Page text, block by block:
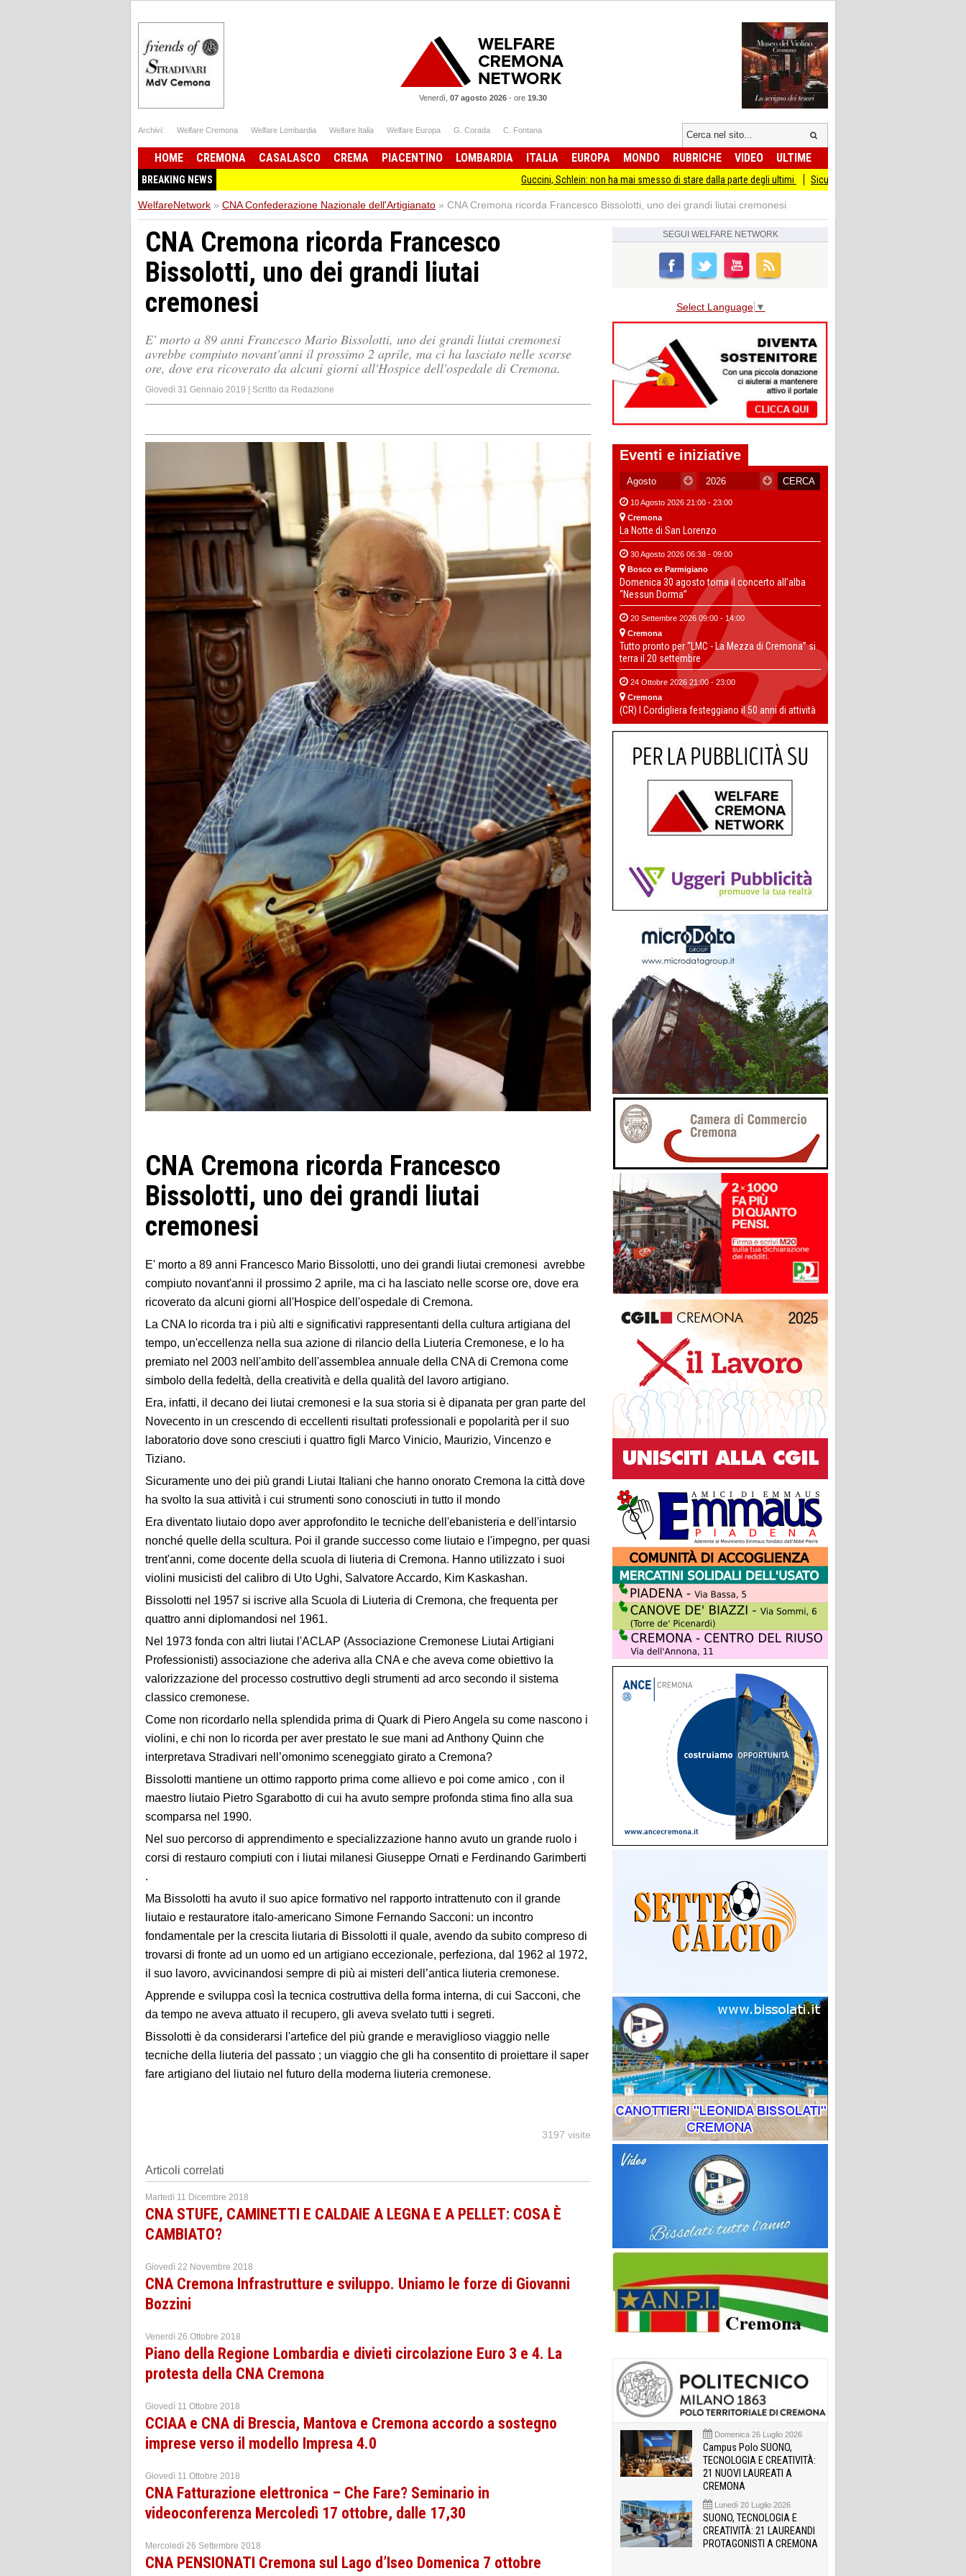
Venerdì, 07 agosto 2026 - ore 19.30
Archivi: Welfare Cremona Welfare Lombardia Welfare Italia Welfare Europa G. Corada C. Fontana
HOME CREMONA CASALASCO CREMA PIACENTINO LOMBARDIA ITALIA EUROPA MONDO RUBRICHE VIDEO ULTIME
BREAKING NEWS Guccini, Schlein: non ha mai smesso di stare dalla parte degli ultimi Sicurezza I Giovani Democratici ribattono ai Giovani
WelfareNetwork » CNA Confederazione Nazionale dell'Artigianato » CNA Cremona ricorda Francesco Bissolotti, uno dei grandi liutai cremonesi
CNA Cremona ricorda Francesco
Bissolotti, uno dei grandi liutai
cremonesi
E' morto a 89 anni Francesco Mario Bissolotti, uno dei grandi liutai cremonesi
avrebbe compiuto novant'anni il prossimo 2 aprile, ma ci ha lasciato nelle scorse
ore, dove era ricoverato da alcuni giorni all'Hospice dell'ospedale di Cremona.
Giovedì 31 Gennaio 2019 | Scritto da Redazione
CNA Cremona ricorda Francesco
Bissolotti, uno dei grandi liutai
cremonesi
E' morto a 89 anni Francesco Mario Bissolotti, uno dei grandi liutai cremonesi avrebbe
compiuto novant'anni il prossimo 2 aprile, ma ci ha lasciato nelle scorse ore, dove era
ricoverato da alcuni giorni all'Hospice dell'ospedale di Cremona.
La CNA lo ricorda tra i più alti e significativi rappresentanti della cultura artigiana del
tempo, un'eccellenza nella sua azione di rilancio della Liuteria Cremonese, e lo ha
premiato nel 2003 nell'ambito dell'assemblea annuale della CNA di Cremona come
simbolo della fedeltà, della creatività e della qualità del lavoro artigiano.
Era, infatti, il decano dei liutai cremonesi e la sua storia si è dipanata per gran parte del
Novecento in un crescendo di eccellenti risultati professionali e popolarità per il suo
laboratorio dove sono cresciuti i quattro figli Marco Vinicio, Maurizio, Vincenzo e
Tiziano.
Sicuramente uno dei più grandi Liutai Italiani che hanno onorato Cremona la città dove
ha svolto la sua attività i cui strumenti sono conosciuti in tutto il mondo
Era diventato liutaio dopo aver approfondito le tecniche dell'ebanisteria e dell'intarsio
nonché quelle della scultura. Poi il grande successo come liutaio e l'impegno, per quasi
trent'anni, come docente della scuola di liuteria di Cremona. Hanno utilizzato i suoi
violini musicisti del calibro di Uto Ughi, Salvatore Accardo, Kim Kaskashan.
Bissolotti nel 1957 si iscrive alla Scuola di Liuteria di Cremona, che frequenta per
quattro anni diplomandosi nel 1961.
Nel 1973 fonda con altri liutai l'ACLAP (Associazione Cremonese Liutai Artigiani
Professionisti) associazione che aderiva alla CNA e che aveva come obiettivo la
valorizzazione del processo costruttivo degli strumenti ad arco secondo il sistema
classico cremonese.
Come non ricordarlo nella splendida prima di Quark di Piero Angela su come nascono i
violini, e chi non lo ricorda per aver prestato le sue mani ad Anthony Quinn che
interpretava Stradivari nell’omonimo sceneggiato girato a Cremona?
Bissolotti mantiene un ottimo rapporto prima come allievo e poi come amico , con il
maestro liutaio Pietro Sgarabotto di cui ha avuto sempre profonda stima fino alla sua
scomparsa nel 1990.
Nel suo percorso di apprendimento e specializzazione hanno avuto un grande ruolo i
corsi di restauro compiuti con i liutai milanesi Giuseppe Ornati e Ferdinando Garimberti
.
Ma Bissolotti ha avuto il suo apice formativo nel rapporto intrattenuto con il grande
liutaio e restauratore italo-americano Simone Fernando Sacconi: un incontro
fondamentale per la crescita liutaria di Bissolotti il quale, avendo da subito compreso di
trovarsi di fronte ad un uomo ed un artigiano eccezionale, perfeziona, dal 1962 al 1972,
il suo lavoro, avvicinandosi sempre di più ai misteri dell’antica liuteria cremonese.
Apprende e sviluppa così la tecnica costruttiva della forma interna, di cui Sacconi, che
da tempo ne aveva attuato il recupero, gli aveva svelato tutti i segreti.
Bissolotti è da considerarsi l'artefice del più grande e meraviglioso viaggio nelle
tecniche della liuteria del passato ; un viaggio che gli ha consentito di proiettare il saper
fare artigiano del liutaio nel futuro della moderna liuteria cremonese.
3197 visite
Articoli correlati
Martedì 11 Dicembre 2018
CNA STUFE, CAMINETTI E CALDAIE A LEGNA E A PELLET: COSA È
CAMBIATO?
Giovedì 22 Novembre 2018
CNA Cremona Infrastrutture e sviluppo. Uniamo le forze di Giovanni
Bozzini
Venerdì 26 Ottobre 2018
Piano della Regione Lombardia e divieti circolazione Euro 3 e 4. La
protesta della CNA Cremona
Giovedì 11 Ottobre 2018
CCIAA e CNA di Brescia, Mantova e Cremona accordo a sostegno
imprese verso il modello Impresa 4.0
Giovedì 11 Ottobre 2018
CNA Fatturazione elettronica – Che Fare? Seminario in
videoconferenza Mercoledì 17 ottobre, dalle 17,30
Mercoledì 26 Settembre 2018
CNA PENSIONATI Cremona sul Lago d’Iseo Domenica 7 ottobre
SEGUI WELFARE NETWORK
Select Language ▼
Eventi e iniziative
10 Agosto 2026 21:00 - 23:00
Cremona
La Notte di San Lorenzo
30 Agosto 2026 06:38 - 09:00
Bosco ex Parmigiano
Domenica 30 agosto torna il concerto all’alba
“Nessun Dorma”
20 Settembre 2026 09:00 - 14:00
Cremona
Tutto pronto per “LMC - La Mezza di Cremona” si
terra il 20 settembre
24 Ottobre 2026 21:00 - 23:00
Cremona
(CR) I Cordigliera festeggiano il 50 anni di attività
Domenica 26 Luglio 2026
Campus Polo SUONO,
TECNOLOGIA E CREATIVITÀ:
21 NUOVI LAUREATI A
CREMONA
Lunedì 20 Luglio 2026
SUONO, TECNOLOGIA E
CREATIVITÀ: 21 LAUREANDI
PROTAGONISTI A CREMONA